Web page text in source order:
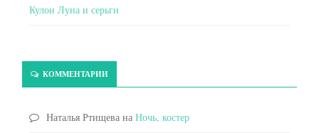
Кулон Луна и серьги
КОММЕНТАРИИ
Наталья Ртищева на Ночь, костер